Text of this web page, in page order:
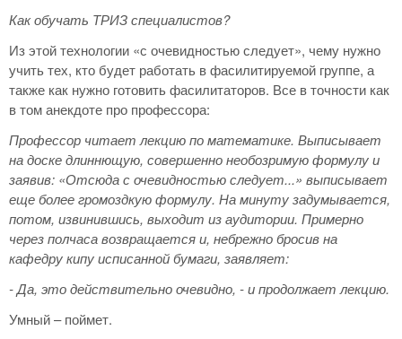
Как обучать ТРИЗ специалистов?
Из этой технологии «с очевидностью следует», чему нужно
учить тех, кто будет работать в фасилитируемой группе, а
также как нужно готовить фасилитаторов. Все в точности как
в том анекдоте про профессора:
Профессор читает лекцию по математике. Выписывает
на доске длиннющую, совершенно необозримую формулу и
заявив: «Отсюда с очевидностью следует...» выписывает
еще более громоздкую формулу. На минуту задумывается,
потом, извинившись, выходит из аудитории. Примерно
через полчаса возвращается и, небрежно бросив на
кафедру кипу исписанной бумаги, заявляет:
- Да, это действительно очевидно, - и продолжает лекцию.
Умный – поймет.